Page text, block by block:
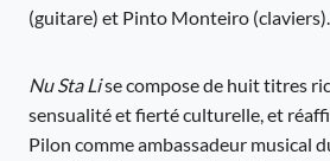
(guitare) et Pinto Monteiro (claviers).
Nu Sta Lise compose de huit titres
sensualité et fierté culturelle, et
Pilon comme ambassadeur musical